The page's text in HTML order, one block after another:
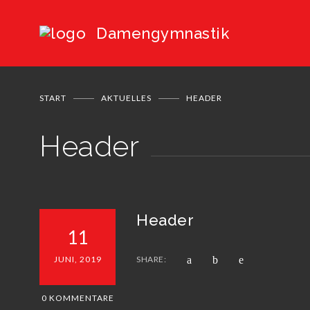
Damengymnastik
START AKTUELLES HEADER
Header
11
JUNI, 2019
0 KOMMENTARE
Header
SHARE: